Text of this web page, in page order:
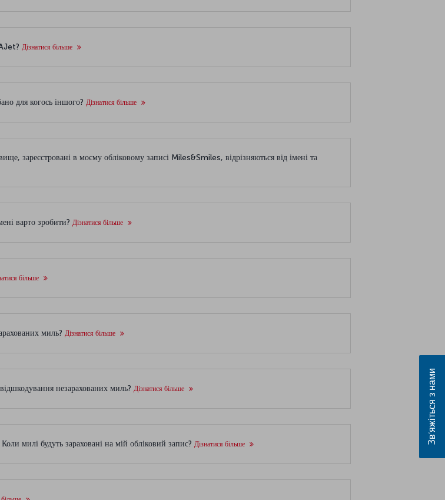
Дізнатися більше
для когось іншого? Дізнатися більше
зареєстровані в моєму обліковому записі Miles&Smiles, відрізняються від імені та
варто зробити? Дізнатися більше
більше
миль? Дізнатися більше
незарахованих миль? Дізнатися більше
милі будуть зараховані на мій обліковий запис? Дізнатися більше Зв’яжіться з нами